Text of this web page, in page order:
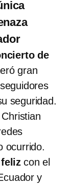
de
gran
seguridad.
ocurrido.
con el
y